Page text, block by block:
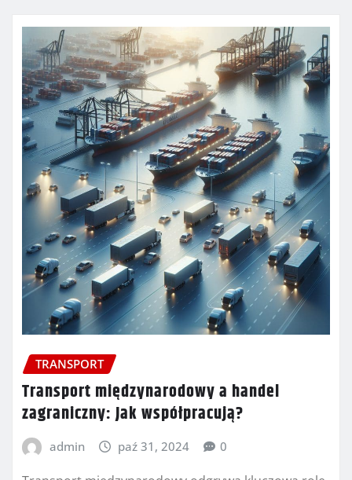
TRANSPORT
Transport międzynarodowy a handel
zagraniczny: Jak współpracują?
admin paź 31, 2024 0